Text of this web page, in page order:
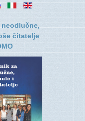
neodlučne,
čitatelje